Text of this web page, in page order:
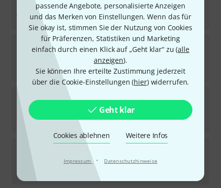
passende Angebote, personalisierte Anzeigen
und das Merken von Einstellungen. Wenn das für
Sie okay ist, stimmen Sie der Nutzung von Cookies
für Präferenzen, Statistiken und Marketing
einfach durch einen Klick auf „Geht klar“ zu (alle
anzeigen).
Sie können Ihre erteilte Zustimmung jederzeit
über die Cookie-Einstellungen (hier) widerrufen.
Geht klar
Cookies ablehnen Weitere Infos
Impressum · Datenschutzhinweise
Sofort lieferbar
139€
PicardeBart Jansen FLM 24.34
Sofort lieferbar
139 €
Picarde
Sofort lieferbar
149€
PicardeBart Jansen FLD 21.32
Sofort lieferbar